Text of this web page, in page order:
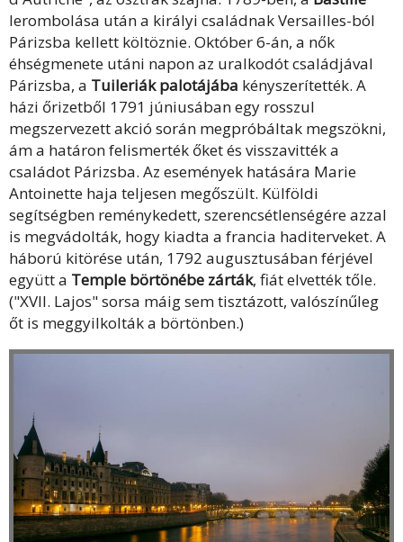
lerombolása után a királyi családnak Versailles-ból
Párizsba kellett költöznie. Október 6-án, a nők
éhségmenete utáni napon az uralkodót családjával
Párizsba, a Tuileriák palotájába kényszerítették. A
házi őrizetből 1791 júniusában egy rosszul
megszervezett akció során megpróbáltak megszökni,
ám a határon felismerték őket és visszavitték a
családot Párizsba. Az események hatására Marie
Antoinette haja teljesen megőszült. Külföldi
segítségben reménykedett, szerencsétlenségére azzal
is megvádolták, hogy kiadta a francia haditerveket. A
háború kitörése után, 1792 augusztusában férjével
együtt a Temple börtönébe zárták, fiát elvették tőle.
("XVII. Lajos" sorsa máig sem tisztázott, valószínűleg
őt is meggyilkolták a börtönben.)